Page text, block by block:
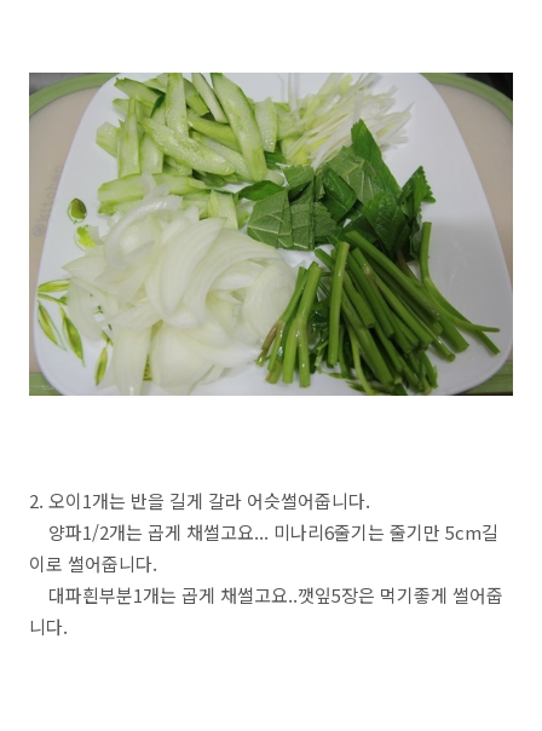
2. 오이1개는 반을 길게 갈라 어슷썰어줍니다.
양파1/2개는 곱게 채썰고요... 미나리6줄기는 줄기만 5cm길
이로 썰어줍니다.
대파흰부분1개는 곱게 채썰고요..깻잎5장은 먹기좋게 썰어줍
니다.